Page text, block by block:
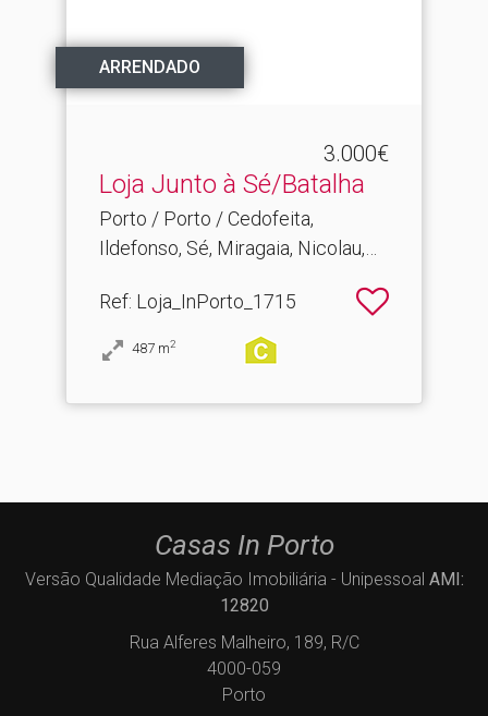
ARRENDADO
3.000€
Loja Junto à Sé/Batalha
Porto / Porto / Cedofeita,
Ildefonso, Sé, Miragaia, Nicolau,
Ref: Loja_InPorto_1715
487 m2
Casas In Porto
Versão Qualidade Mediação Imobiliária - Unipessoal AMI:
12820
Rua Alferes Malheiro, 189, R/C
4000-059
Porto